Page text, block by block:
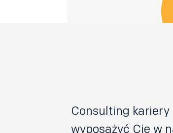
Consulting kariery
wyposażyć Cię w